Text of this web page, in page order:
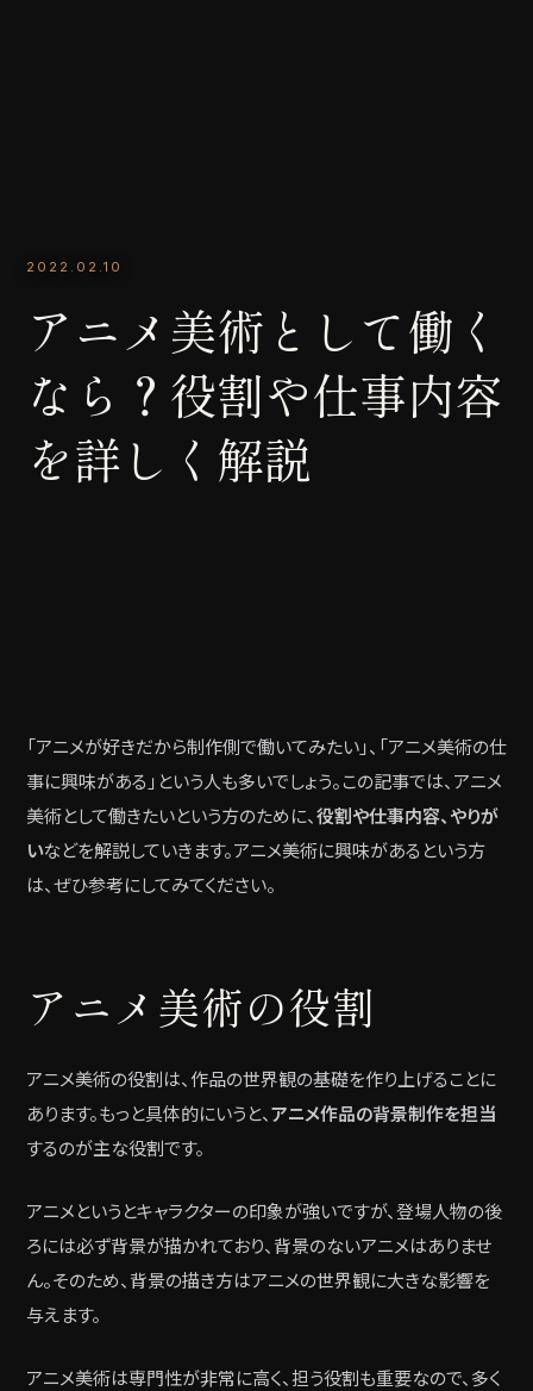
2022.02.10
アニメ美術として働く
なら？役割や仕事内容
を詳しく解説
「アニメが好きだから制作側で働いてみたい」、「アニメ美術の仕
事に興味がある」という人も多いでしょう。この記事では、アニメ
美術として働きたいという方のために、役割や仕事内容、やりが
いなどを解説していきます。アニメ美術に興味があるという方
は、ぜひ参考にしてみてください。
アニメ美術の役割
アニメ美術の役割は、作品の世界観の基礎を作り上げることに
あります。もっと具体的にいうと、アニメ作品の背景制作を担当
するのが主な役割です。
アニメというとキャラクターの印象が強いですが、登場人物の後
ろには必ず背景が描かれており、背景のないアニメはありませ
ん。そのため、背景の描き方はアニメの世界観に大きな影響を
与えます。
アニメ美術は専門性が非常に高く、担う役割も重要なので、多く